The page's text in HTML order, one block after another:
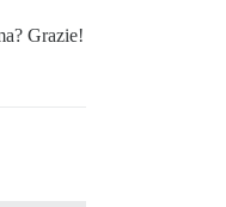
Grazie!